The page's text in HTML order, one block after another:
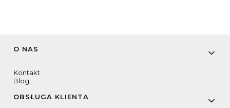
Linki w stopce
O NAS
Kontakt
Blog
OBSŁUGA KLIENTA